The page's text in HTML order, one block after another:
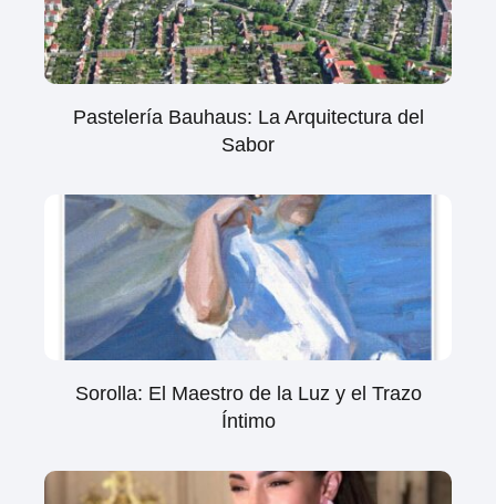
Pastelería Bauhaus: La Arquitectura del
Sabor
Sorolla: El Maestro de la Luz y el Trazo
Íntimo